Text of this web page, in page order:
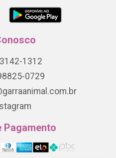
1312
0729
Pagamento